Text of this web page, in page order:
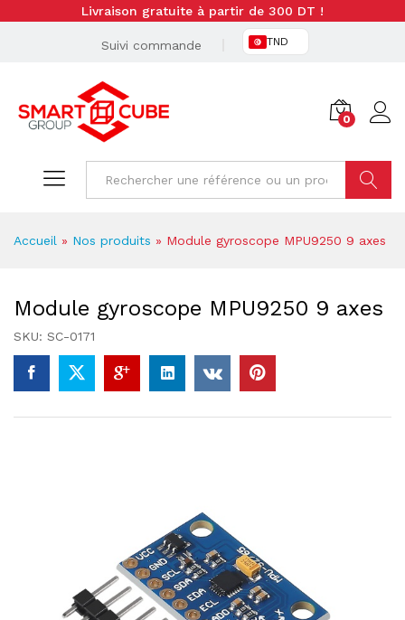
Livraison gratuite à partir de 300 DT !
Suivi commande TND
0
Accueil » Nos produits » Module gyroscope MPU9250 9 axes
Module gyroscope MPU9250 9 axes
SKU: SC-0171